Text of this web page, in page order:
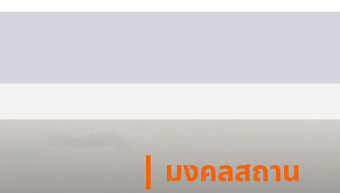
มงคลสถาน